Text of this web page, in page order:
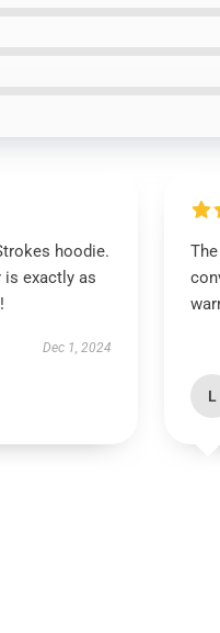
hoodie.
is exactly as
Dec 1, 2024
L